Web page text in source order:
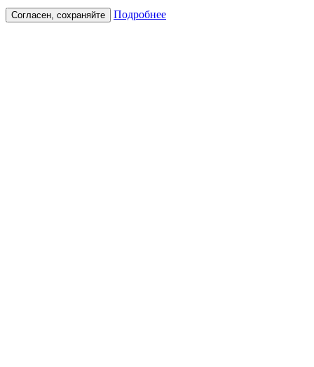
Согласен, сохраняйте Подробнее